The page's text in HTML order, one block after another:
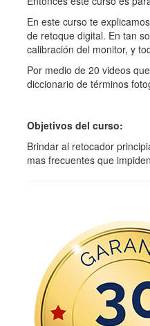
En este curso te
de retoque digital. En tan
calibración del monitor, y
Por medio de 20 videos
diccionario de términos
Objetivos del curso:
Brindar al retocador
mas frecuentes que